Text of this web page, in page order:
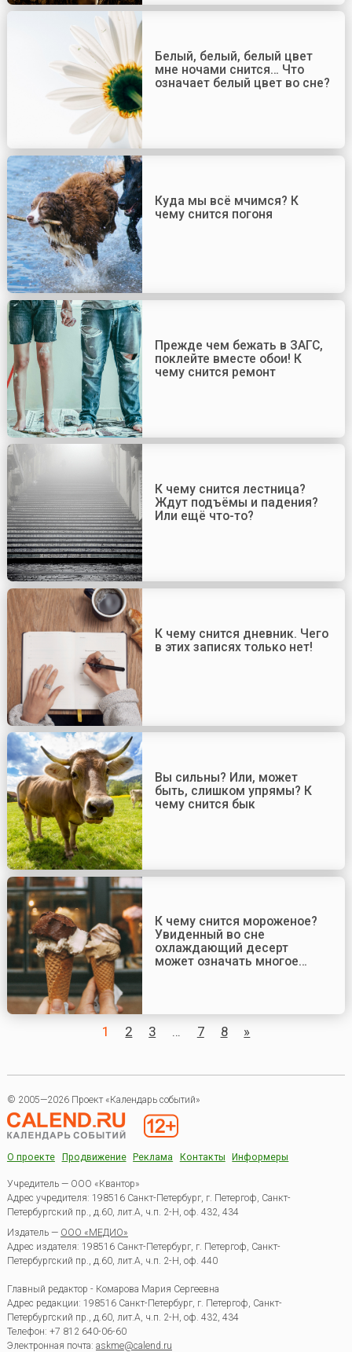
Белый, белый, белый цвет
мне ночами снится… Что
означает белый цвет во сне?
Куда мы всё мчимся? К
чему снится погоня
Прежде чем бежать в ЗАГС,
поклейте вместе обои! К
чему снится ремонт
К чему снится лестница?
Ждут подъёмы и падения?
Или ещё что-то?
К чему снится дневник. Чего
в этих записях только нет!
Вы сильны? Или, может
быть, слишком упрямы? К
чему снится бык
К чему снится мороженое?
Увиденный во сне
охлаждающий десерт
может означать многое…
1 2 3 … 7 8 »
© 2005—2026 Проект «Календарь событий»
О проекте Продвижение Реклама Контакты Информеры
Учредитель — ООО «Квантор»
Адрес учредителя: 198516 Санкт-Петербург, г. Петергоф, Санкт-
Петербургский пр., д.60, лит.А, ч.п. 2-Н, оф. 432, 434
Издатель — ООО «МЕДИО»
Адрес издателя: 198516 Санкт-Петербург, г. Петергоф, Санкт-
Петербургский пр., д.60, лит.А, ч.п. 2-Н, оф. 440
Главный редактор - Комарова Мария Сергеевна
Адрес редакции: 198516 Санкт-Петербург, г. Петергоф Санкт-
Петербургский пр., д.60, лит.А, ч.п. 2-Н, оф. 432, 434
Телефон: +7 812 640-06-60
Электронная почта: askme@calend.ru